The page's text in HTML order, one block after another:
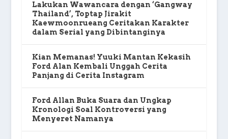
Lakukan Wawancara dengan ‘Gangway
Thailand’, Toptap Jirakit
Kaewmoonrueang Ceritakan Karakter
dalam Serial yang Dibintanginya
Kian Memanas! Yuuki Mantan Kekasih
Ford Alan Kembali Unggah Cerita
Panjang di Cerita Instagram
Ford Allan Buka Suara dan Ungkap
Kronologi Soal Kontroversi yang
Menyeret Namanya